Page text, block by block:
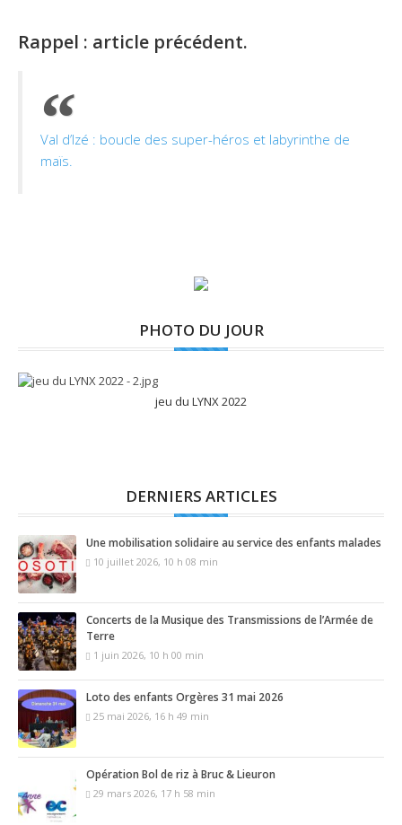
Rappel : article précédent.
Val d’Izé : boucle des super-héros et labyrinthe de
maïs.
PHOTO DU JOUR
jeu du LYNX 2022
DERNIERS ARTICLES
Une mobilisation solidaire au service des enfants malades
10 juillet 2026, 10 h 08 min
Concerts de la Musique des Transmissions de l’Armée de
Terre
1 juin 2026, 10 h 00 min
Loto des enfants Orgères 31 mai 2026
25 mai 2026, 16 h 49 min
Opération Bol de riz à Bruc & Lieuron
29 mars 2026, 17 h 58 min